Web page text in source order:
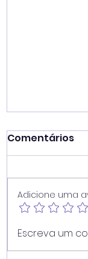
Vereador
propõe
Comentários
Adicione uma
Escreva um